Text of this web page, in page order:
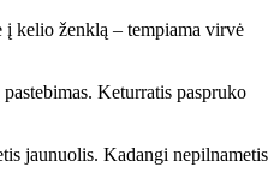
į kelio ženklą – tempiama virvė
Keturratis paspruko
jaunuolis. Kadangi nepilnametis